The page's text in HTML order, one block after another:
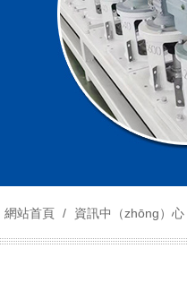
網站首頁 / 資訊中（zhōng）心